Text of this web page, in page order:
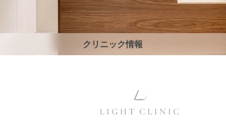
クリニック情報